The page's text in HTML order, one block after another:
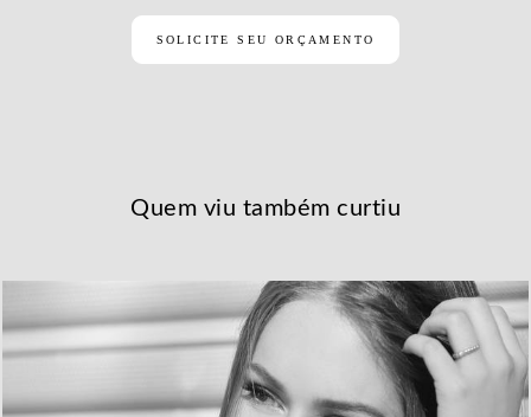
SOLICITE SEU ORÇAMENTO
Quem viu também curtiu